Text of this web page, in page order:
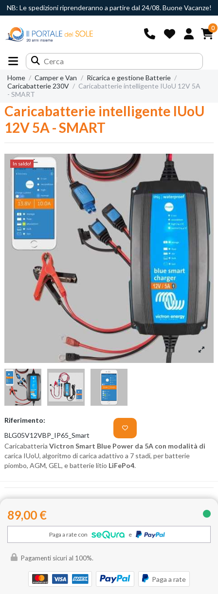
NB: Le spedizioni riprenderanno a partire dal 24/08. Buone Vacanze!
0
Home Camper e Van
Ricarica e gestione Batterie
Caricabatterie 230V
Caricabatterie intelligente IUoU 12V 5A
- SMART
Caricabatterie intelligente IUoU
12V 5A - SMART
In saldo!
Riferimento:
BLG05V12VBP_IP65_Smart
Caricabatteria Victron Smart Blue Power da 5A con modalità di
carica IUoU, algoritmo dicarica adattivo a 7 stadi, per batterie
piombo, AGM, GEL, e batterie litio LiFePo4.
89,00 €
Paga a rate con e
Pagamenti sicuri al 100%.
Paga a rate